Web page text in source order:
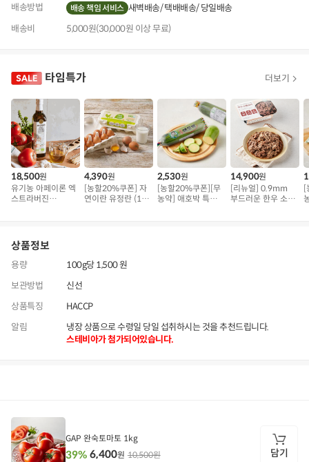
배송방법 배송 책임 서비스 새벽배송 택배배송 당일배송
배송비
5,000원(30,000원 이상 무료)
타임특가 더보기
18,500원
유기농 아페이론 엑
스트라버진
4,390원
[농할20%쿠폰] 자
연이란 유정란 (10
2,530원
[농할20%쿠폰][무
농약] 애호박 특품
14,900원
[리뉴얼] 0.9mm
부드러운 한우 소불
[
상품정보
용량
100g당 1,500 원
보관방법
신선
상품특징
HACCP
알림
냉장 상품으로 수령일 당일 섭취하시는 것을 추천드립니다.
스테비아가 첨가되어있습니다.
상
품
정
보
GAP 완숙토마토 1kg
10,500원
39% 6,400원 담기